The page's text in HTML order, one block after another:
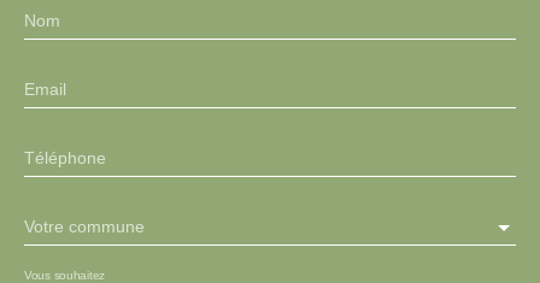
Nom
Email
Téléphone
Votre commune
Vous souhaitez